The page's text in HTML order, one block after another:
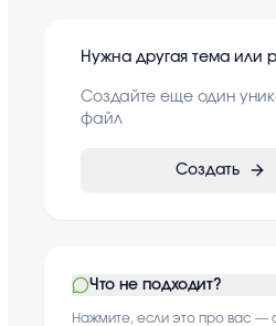
Нужна другая тема или
Создайте еще один
файл
Создать
Что не подходит?
Нажмите, если это про вас —